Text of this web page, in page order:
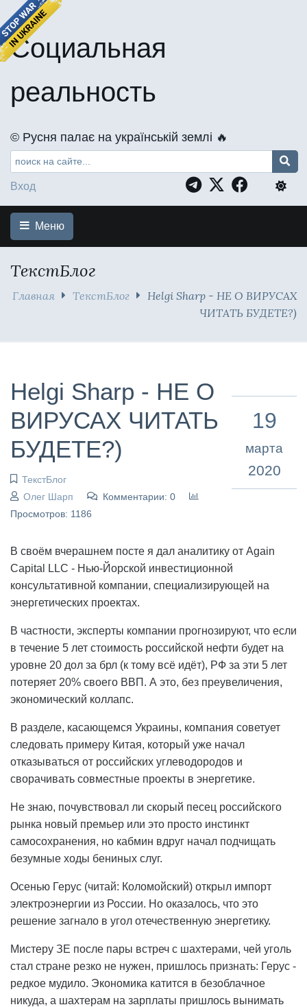
Социальная
реальность
©️ Русня палає на українській землі 🔥
Вход
Меню
ТекстБлог
Главная ТекстБлог
Helgi Sharp - НЕ О ВИРУСАХ
ЧИТАТЬ БУДЕТЕ?)
Helgi Sharp - НЕ О
ВИРУСАХ ЧИТАТЬ
БУДЕТЕ?)
ТекстБлог
Олег Шарп
Комментарии: 0
Просмотров: 1186
19
марта
2020
В своём вчерашнем посте я дал аналитику от Again
Capital LLC - Нью-Йорской инвестиционной
консультативной компании, специализирующей на
энергетических проектах.
В частности, эксперты компании прогнозируют, что если
в течение 5 лет стоимость российской нефти будет на
уровне 20 дол за брл (к тому всё идёт), РФ за эти 5 лет
потеряет 20% своего ВВП. А это, без преувеличения,
экономический коллапс.
В разделе, касающемся Украины, компания советует
следовать примеру Китая, который уже начал
отказываться от российских углеводородов и
сворачивать совместные проекты в энергетике.
Не знаю, почувствовал ли скорый песец российского
рынка новый премьер или это просто инстинкт
самосохранения, но кабмин вдруг начал подчищать
безумные ходы бениных слуг.
Осенью Герус (читай: Коломойский) открыл импорт
электроэнергии из России. Но оказалось, что это
решение загнало в угол отечественную энергетику.
Мистеру ЗЕ после пары встреч с шахтерами, чей уголь
стал стране резко не нужен, пришлось признать: Герус -
редкое мудило. Экономика катится в безоблачное
никуда, а шахтерам на зарплаты пришлось вынимать